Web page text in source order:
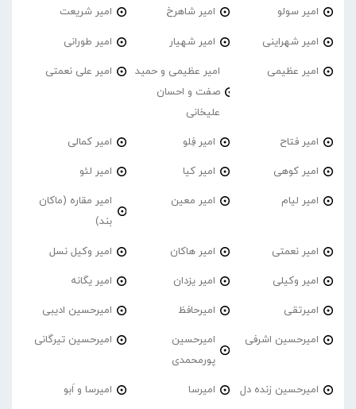
امیر سولو امیر شاهرخ امیر شریعت
امیر شهراینی امیر شهیار امیر طورانی
امیر عظیمی
امیر عظیمی و حمید
صفت و احسان
علیخانی
امیر علی نعمتی
امیر فتاح امیر فِلو امیر کمالی
امیر کوهی امیر کیا امیر لئو
امیر لیام امیر معین
امیر مقاره (ماکان
بند)
امیر نعمتی امیر هاکان امیر وکیل نسل
امیر وکیلی امیر یزدان امیر یگانه
امیرتقی امیرحافظ امیرحسین ادیبی
امیرحسین اشرفی
امیرحسین
پورمحمدی
امیرحسین تیرگانی
امیرحسین زنده دل امیرسا امیرسا و اَبو